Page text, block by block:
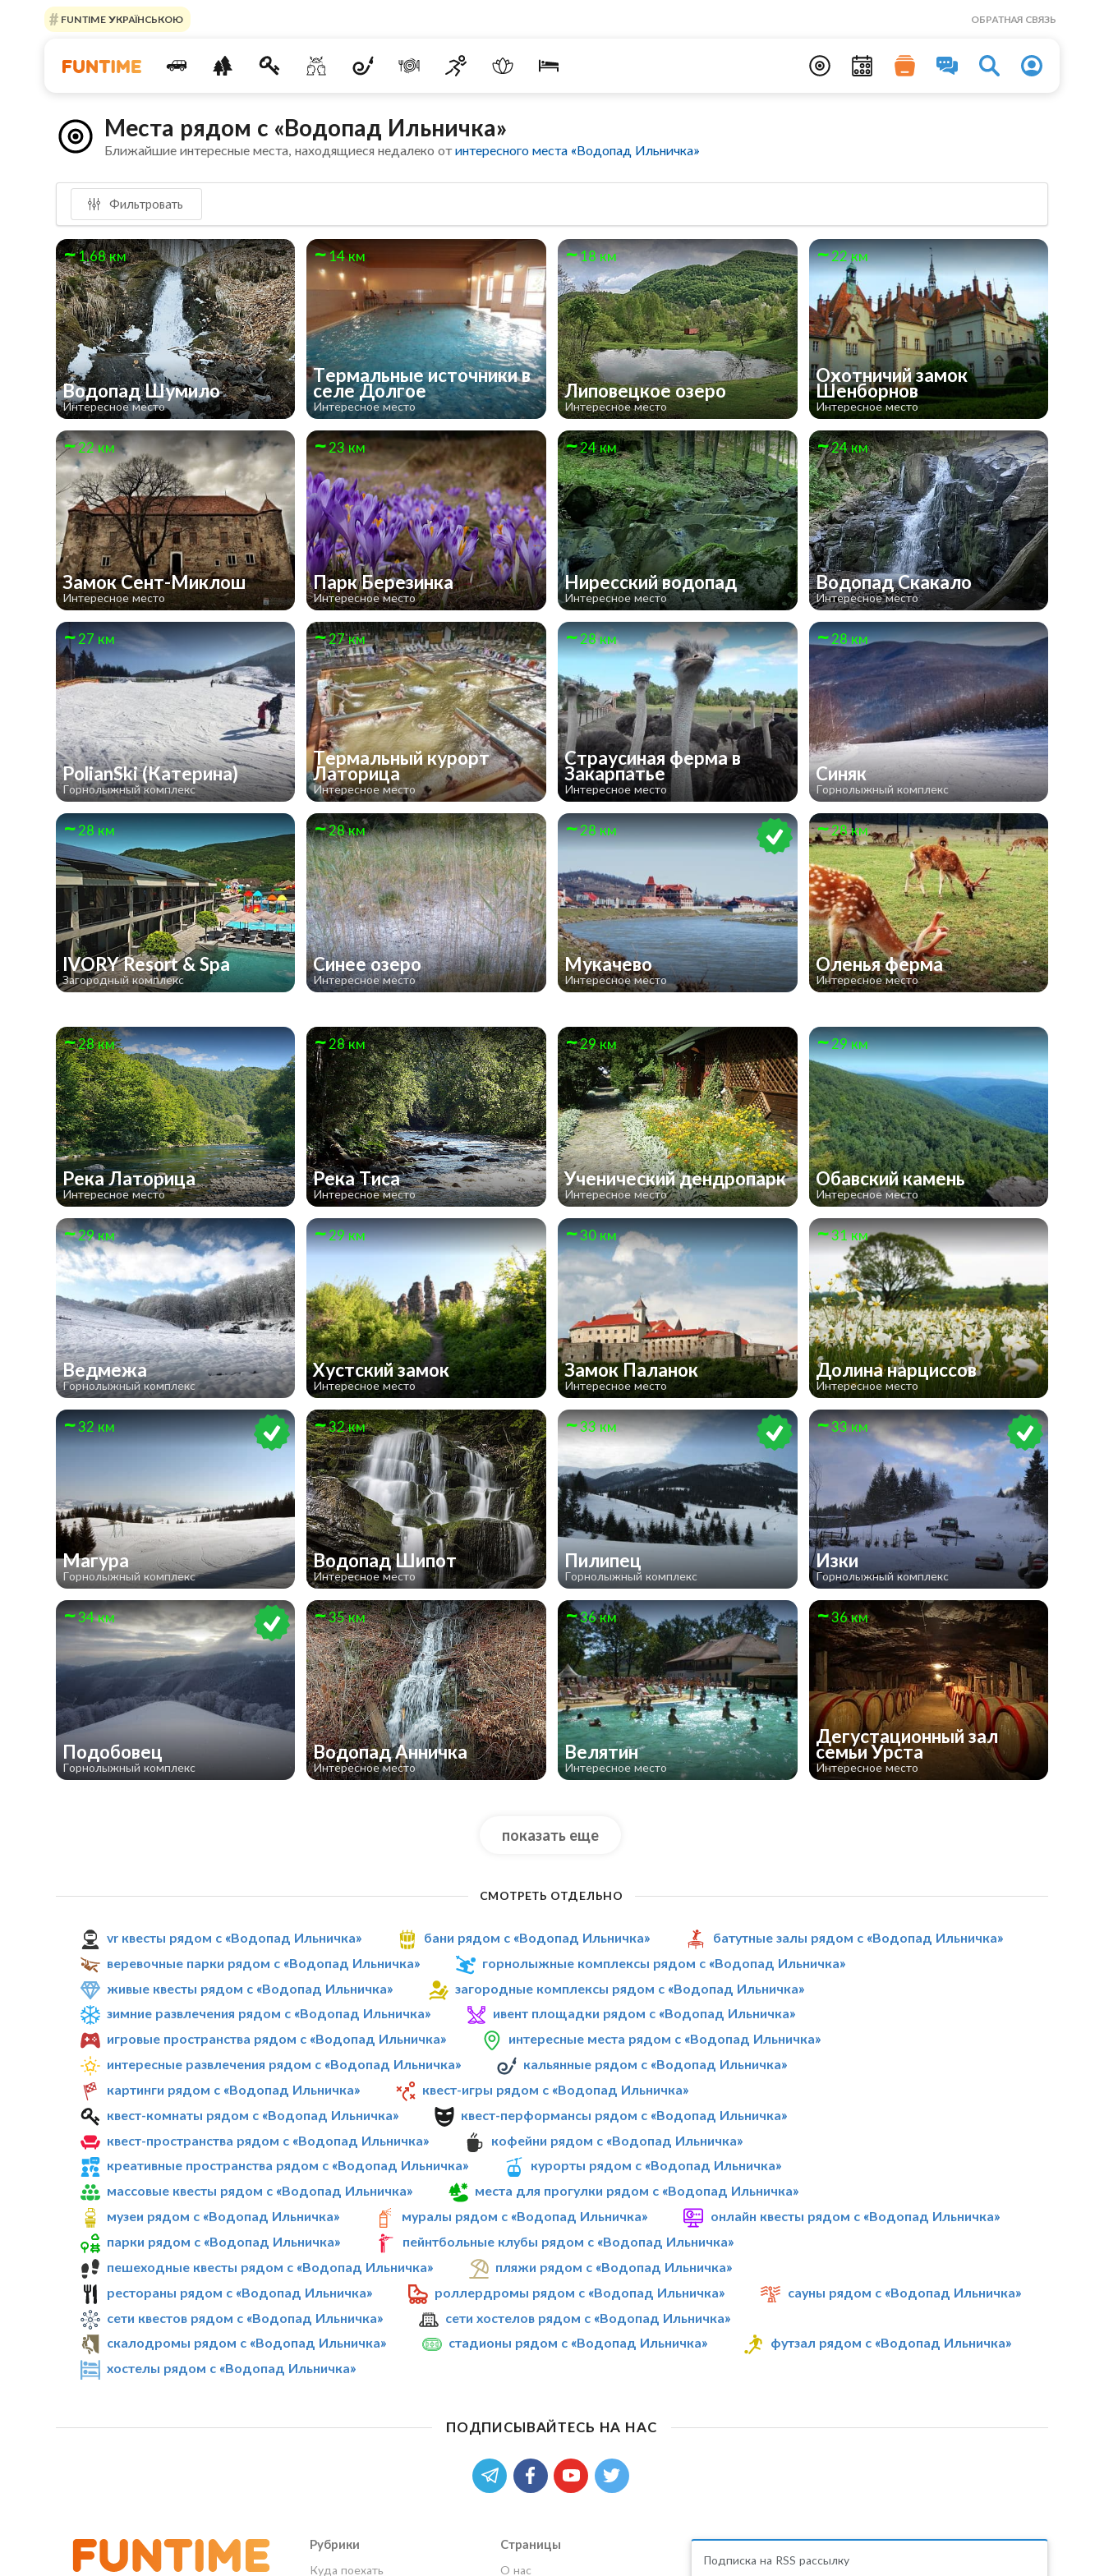
FUNTIME УКРАЇНСЬКОЮ ОБРАТНАЯ СВЯЗЬ
Места рядом с «Водопад Ильничка»
Ближайшие интересные места, находящиеся недалеко отинтересного места «Водопад Ильничка»
Фильтровать
1.68 км
Водопад Шумило
Интересное место
14 км
Термальные источники в
селе Долгое
Интересное место
18 км
Липовецкое озеро
Интересное место
22 км
Охотничий замок
Шенборнов
Интересное место
22 км
Замок Сент-Миклош
Интересное место
23 км
Парк Березинка
Интересное место
24 км
Ниресский водопад
Интересное место
24 км
Водопад Скакало
Интересное место
27 км
PolianSki (Катерина)
Горнолыжный комплекс
27 км
Термальный курорт
Латорица
Интересное место
28 км
Страусиная ферма в
Закарпатье
Интересное место
28 км
Синяк
Горнолыжный комплекс
28 км
IVORY Resort & Spa
Загородный комплекс
28 км
Синее озеро
Интересное место
28 км
Мукачево
Интересное место
28 км
Оленья ферма
Интересное место
28 км
Река Латорица
Интересное место
28 км
Река Тиса
Интересное место
29 км
Ученический дендропарк
Интересное место
29 км
Обавский камень
Интересное место
29 км
Ведмежа
Горнолыжный комплекс
29 км
Хустский замок
Интересное место
30 км
Замок Паланок
Интересное место
31 км
Долина нарциссов
Интересное место
32 км
Магура
Горнолыжный комплекс
32 км
Водопад Шипот
Интересное место
33 км
Пилипец
Горнолыжный комплекс
33 км
Изки
Горнолыжный комплекс
34 км
Подобовец
Горнолыжный комплекс
35 км
Водопад Анничка
Интересное место
36 км
Велятин
Интересное место
36 км
Дегустационный зал
семьи Урста
Интересное место
показать еще
СМОТРЕТЬ ОТДЕЛЬНО
vr квесты рядом с «Водопад Ильничка» бани рядом с «Водопад Ильничка»
батутные залы рядом с «Водопад Ильничка»
веревочные парки рядом с «Водопад Ильничка»
горнолыжные комплексы рядом с «Водопад Ильничка»
живые квесты рядом с «Водопад Ильничка»
загородные комплексы рядом с «Водопад Ильничка»
зимние развлечения рядом с «Водопад Ильничка»
ивент площадки рядом с «Водопад Ильничка»
игровые пространства рядом с «Водопад Ильничка»
интересные места рядом с «Водопад Ильничка»
интересные развлечения рядом с «Водопад Ильничка»
кальянные рядом с «Водопад Ильничка»
картинги рядом с «Водопад Ильничка»
квест-игры рядом с «Водопад Ильничка»
квест-комнаты рядом с «Водопад Ильничка»
квест-перформансы рядом с «Водопад Ильничка»
квест-пространства рядом с «Водопад Ильничка»
кофейни рядом с «Водопад Ильничка»
креативные пространства рядом с «Водопад Ильничка»
курорты рядом с «Водопад Ильничка»
массовые квесты рядом с «Водопад Ильничка»
места для прогулки рядом с «Водопад Ильничка»
музеи рядом с «Водопад Ильничка»
муралы рядом с «Водопад Ильничка»
онлайн квесты рядом с «Водопад Ильничка»
парки рядом с «Водопад Ильничка»
пейнтбольные клубы рядом с «Водопад Ильничка»
пешеходные квесты рядом с «Водопад Ильничка»
пляжи рядом с «Водопад Ильничка»
рестораны рядом с «Водопад Ильничка»
роллердромы рядом с «Водопад Ильничка»
сауны рядом с «Водопад Ильничка»
сети квестов рядом с «Водопад Ильничка»
сети хостелов рядом с «Водопад Ильничка»
скалодромы рядом с «Водопад Ильничка»
стадионы рядом с «Водопад Ильничка»
футзал рядом с «Водопад Ильничка»
хостелы рядом с «Водопад Ильничка»
ПОДПИСЫВАЙТЕСЬ НА НАС
Рубрики
Куда поехать
Страницы
О нас
Подписка на RSS рассылку